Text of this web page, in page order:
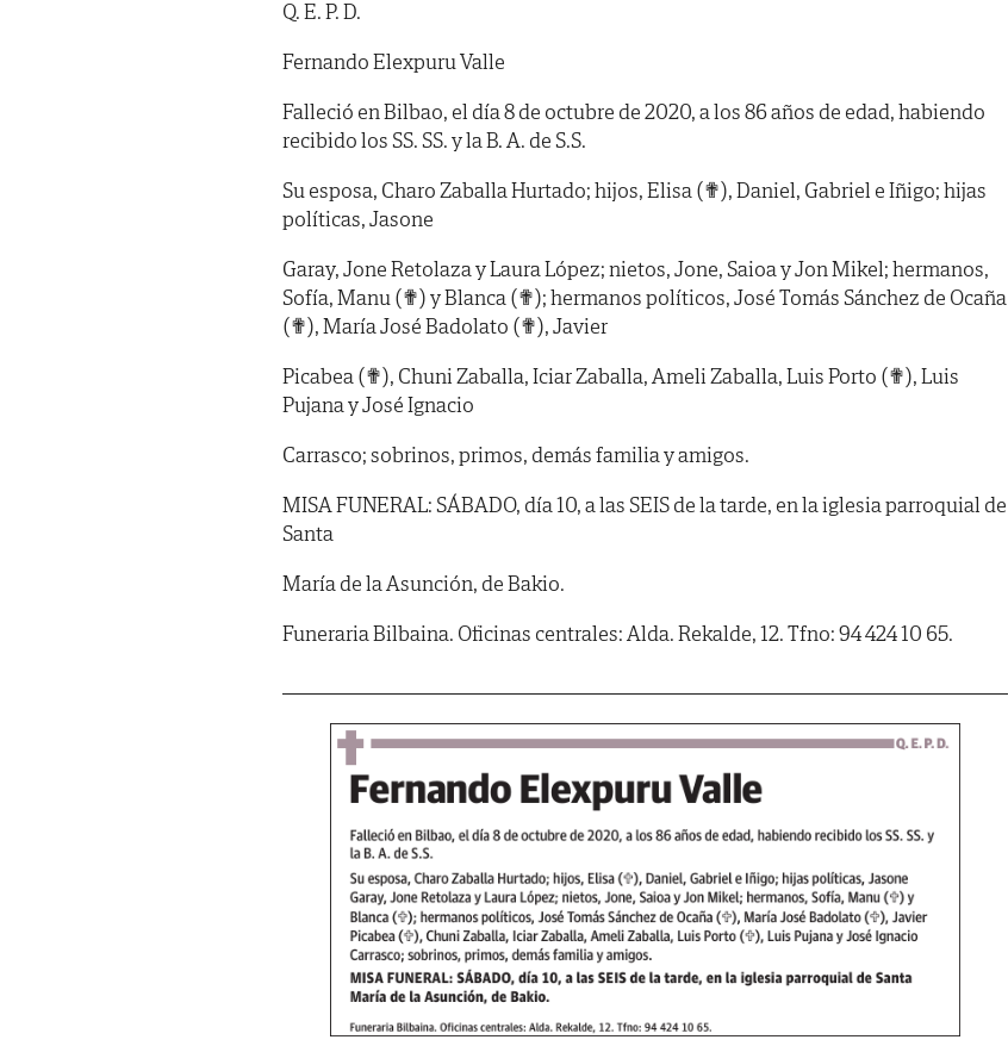
Q. E. P. D.
Fernando Elexpuru Valle
Falleció en Bilbao, el día 8 de octubre de 2020, a los 86 años de edad, habiendo
recibido los SS. SS. y la B. A. de S.S.
Su esposa, Charo Zaballa Hurtado; hijos, Elisa (✟), Daniel, Gabriel e Iñigo; hijas
políticas, Jasone
Garay, Jone Retolaza y Laura López; nietos, Jone, Saioa y Jon Mikel; hermanos,
Sofía, Manu (✟) y Blanca (✟); hermanos políticos, José Tomás Sánchez de Ocaña
(✟), María José Badolato (✟), Javier
Picabea (✟), Chuni Zaballa, Iciar Zaballa, Ameli Zaballa, Luis Porto (✟), Luis
Pujana y José Ignacio
Carrasco; sobrinos, primos, demás familia y amigos.
MISA FUNERAL: SÁBADO, día 10, a las SEIS de la tarde, en la iglesia parroquial de
Santa
María de la Asunción, de Bakio.
Funeraria Bilbaina. Oficinas centrales: Alda. Rekalde, 12. Tfno: 94 424 10 65.